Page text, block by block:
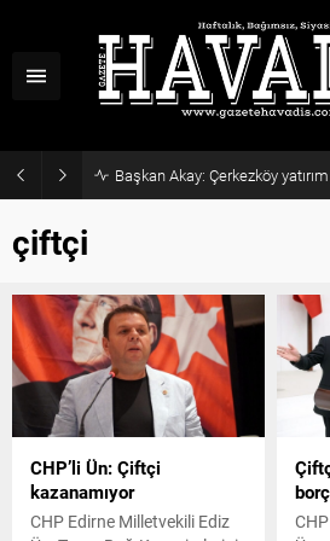
Başkan Akay: Çerkezköy
çiftçi
CHP’li Ün: Çiftçi
kazanamıyor
CHP Edirne Milletvekili Ediz